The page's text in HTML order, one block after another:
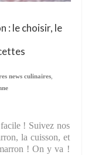
: le choisir, le
news culinaires
! Suivez nos
la cuisson, et
! On y va !